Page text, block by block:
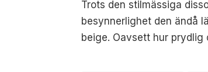
Trots den stilmässiga
besynnerlighet den ändå
beige. Oavsett hur prydlig